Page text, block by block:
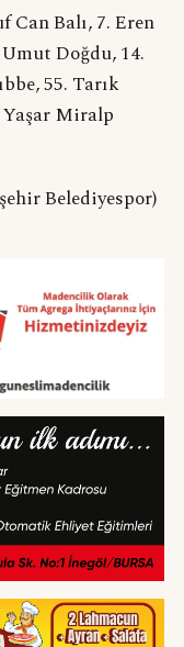
Can Balı, 7. Eren
Doğdu, 14.
55. Tarık
Yaşar Miralp
Belediyespor)